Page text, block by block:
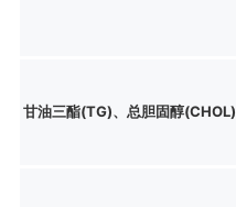
甘油三酯(TG)、总胆固醇(CHOL)